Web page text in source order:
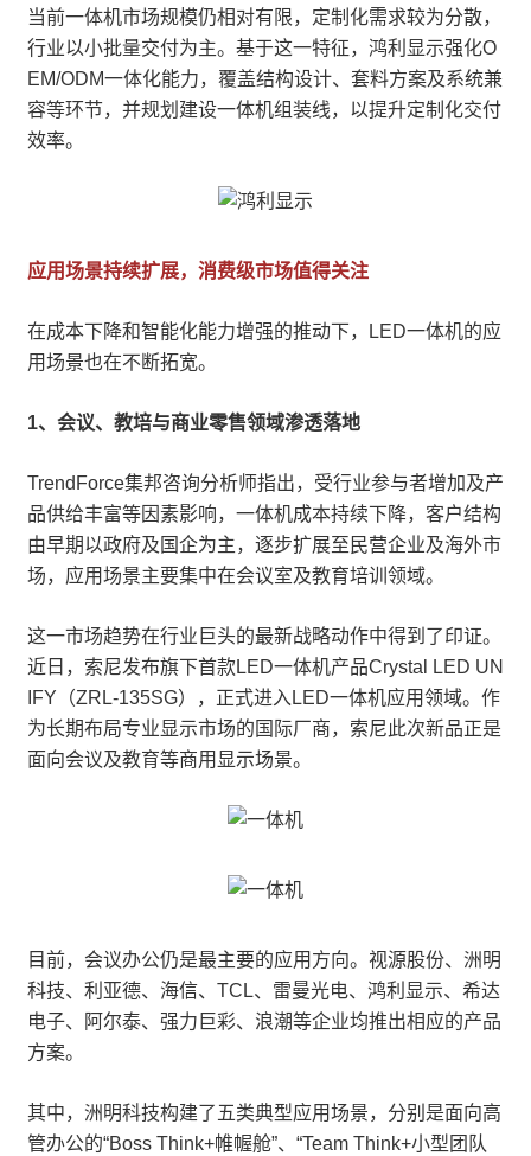
当前一体机市场规模仍相对有限，定制化需求较为分散，
行业以小批量交付为主。基于这一特征，鸿利显示强化O
EM/ODM一体化能力，覆盖结构设计、套料方案及系统兼
容等环节，并规划建设一体机组装线，以提升定制化交付
效率。
应用场景持续扩展，消费级市场值得关注
在成本下降和智能化能力增强的推动下，LED一体机的应
用场景也在不断拓宽。
1、会议、教培与商业零售领域渗透落地
TrendForce集邦咨询分析师指出，受行业参与者增加及产
品供给丰富等因素影响，一体机成本持续下降，客户结构
由早期以政府及国企为主，逐步扩展至民营企业及海外市
场，应用场景主要集中在会议室及教育培训领域。
这一市场趋势在行业巨头的最新战略动作中得到了印证。
近日，索尼发布旗下首款LED一体机产品Crystal LED UN
IFY（ZRL-135SG），正式进入LED一体机应用领域。作
为长期布局专业显示市场的国际厂商，索尼此次新品正是
面向会议及教育等商用显示场景。
目前，会议办公仍是最主要的应用方向。视源股份、洲明
科技、利亚德、海信、TCL、雷曼光电、鸿利显示、希达
电子、阿尔泰、强力巨彩、浪潮等企业均推出相应的产品
方案。
其中，洲明科技构建了五类典型应用场景，分别是面向高
管办公的“Boss Think+帷幄舱”、“Team Think+小型团队